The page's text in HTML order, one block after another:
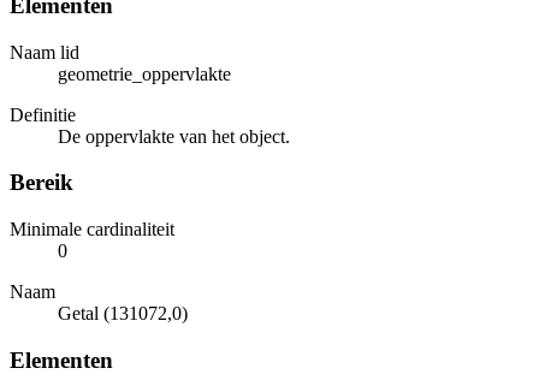
Elementen
Naam lid
geometrie_oppervlakte
Definitie
De oppervlakte van het object.
Bereik
Minimale cardinaliteit
0
Naam
Getal (131072,0)
Elementen